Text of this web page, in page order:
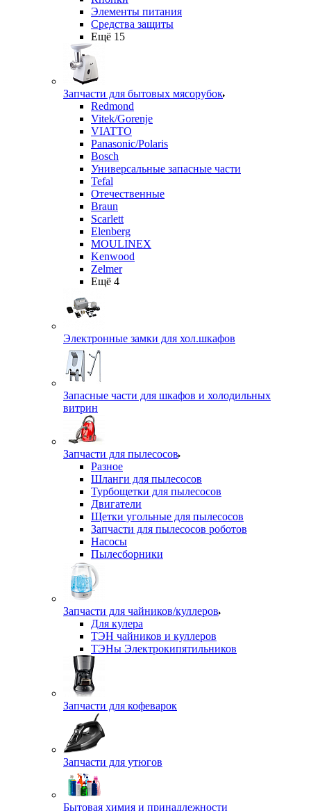
Элементы питания
Средства защиты
Ещё 15
Запчасти для бытовых мясорубок
Redmond
Vitek/Gorenje
VIATTO
Panasonic/Polaris
Bosch
Универсальные запасные части
Tefal
Отечественные
Braun
Scarlett
Elenberg
MOULINEX
Kenwood
Zelmer
Ещё 4
Электронные замки для хол.шкафов
Запасные части для шкафов и холодильных
витрин
Запчасти для пылесосов
Разное
Шланги для пылесосов
Турбощетки для пылесосов
Двигатели
Щетки угольные для пылесосов
Запчасти для пылесосов роботов
Насосы
Пылесборники
Запчасти для чайников/куллеров
Для кулера
ТЭН чайников и куллеров
ТЭНы Электрокипятильников
Запчасти для кофеварок
Запчасти для утюгов
Бытовая химия и принадлежности